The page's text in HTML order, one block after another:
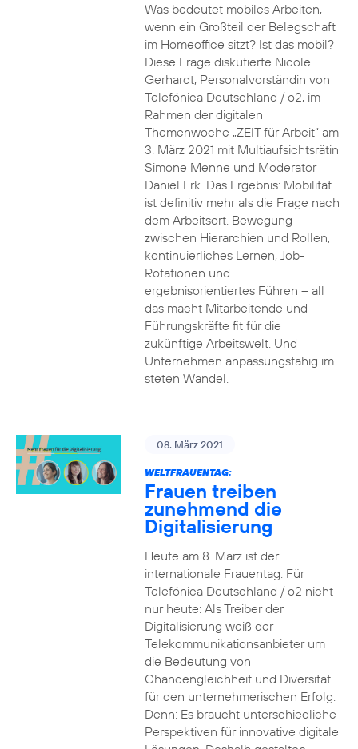
Was bedeutet mobiles Arbeiten,
wenn ein Großteil der Belegschaft
im Homeoffice sitzt? Ist das mobil?
Diese Frage diskutierte Nicole
Gerhardt, Personalvorständin von
Telefónica Deutschland / o2, im
Rahmen der digitalen
Themenwoche „ZEIT für Arbeit“ am
3. März 2021 mit Multiaufsichtsrätin
Simone Menne und Moderator
Daniel Erk. Das Ergebnis: Mobilität
ist definitiv mehr als die Frage nach
dem Arbeitsort. Bewegung
zwischen Hierarchien und Rollen,
kontinuierliches Lernen, Job-
Rotationen und
ergebnisorientiertes Führen – all
das macht Mitarbeitende und
Führungskräfte fit für die
zukünftige Arbeitswelt. Und
Unternehmen anpassungsfähig im
steten Wandel.
08. März 2021
WELTFRAUENTAG:
Frauen treiben
zunehmend die
Digitalisierung
Heute am 8. März ist der
internationale Frauentag. Für
Telefónica Deutschland / o2 nicht
nur heute: Als Treiber der
Digitalisierung weiß der
Telekommunikationsanbieter um
die Bedeutung von
Chancengleichheit und Diversität
für den unternehmerischen Erfolg.
Denn: Es braucht unterschiedliche
Perspektiven für innovative digitale